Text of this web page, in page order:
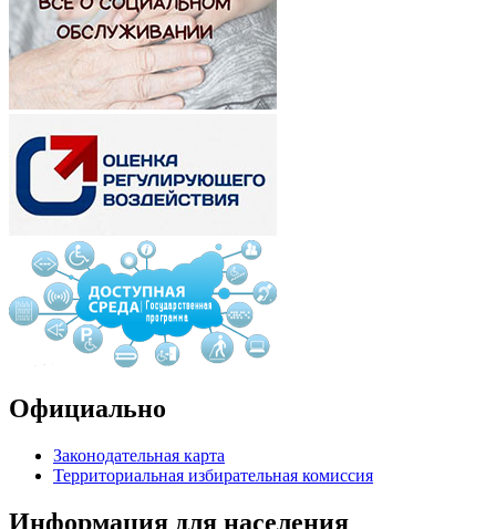
Официально
Законодательная карта
Территориальная избирательная комиссия
Информация для населения